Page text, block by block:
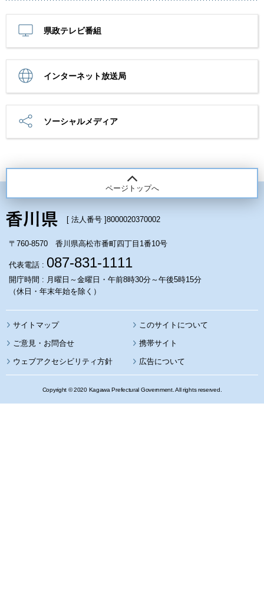
県政テレビ番組
インターネット放送局
ソーシャルメディア
ページトップへ
[ 法人番号 ]8000020370002
〒760-8570 香川県高松市番町四丁目1番10号
代表電話 : 087-831-1111
開庁時間 : 月曜日～金曜日・午前8時30分～午後5時15分
（休日・年末年始を除く）
サイトマップ このサイトについて
携帯サイト
ウェブアクセシビリティ方針 広告について
Copyright © 2020 Kagawa Prefectural Government. All rights reserved.